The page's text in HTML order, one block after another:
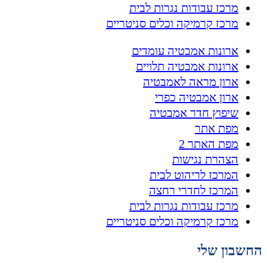
מרכז עבודות נגרות לבית
מרכז קרמיקה וכלים סניטריים
ארונות אמבטיה עומדים
ארונות אמבטיה תלויים
ארון מראה לאמבטיה
ארון אמבטיה כפרי
שיפוץ חדר אמבטיה
מפת אתר
מפת האתר 2
הצהרת נגישות
המרכז לריהוט לבית
המרכז לחדרי רחצה
מרכז עבודות נגרות לבית
מרכז קרמיקה וכלים סניטריים
החשבון שלי